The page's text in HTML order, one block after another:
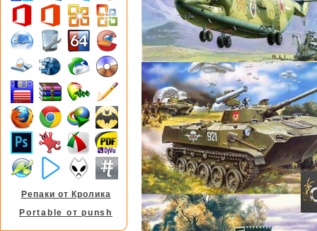
Репаки от Кролика
Portable от punsh